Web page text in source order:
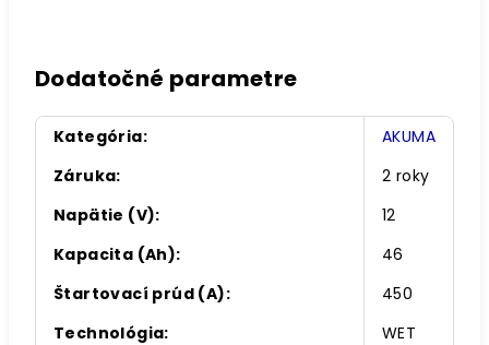
Dodatočné parametre
Kategória:
AKUMA
Záruka:
2 roky
Napätie (V):
12
Kapacita (Ah):
46
Štartovací prúd (A):
450
Technológia:
WET